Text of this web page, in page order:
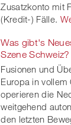
Zusatzkonto mit
(Kredit-) Fälle.
Was gibt's
Szene Schweiz?
Fusionen und
Europa in vollem
operieren die
weitgehend
den letzten